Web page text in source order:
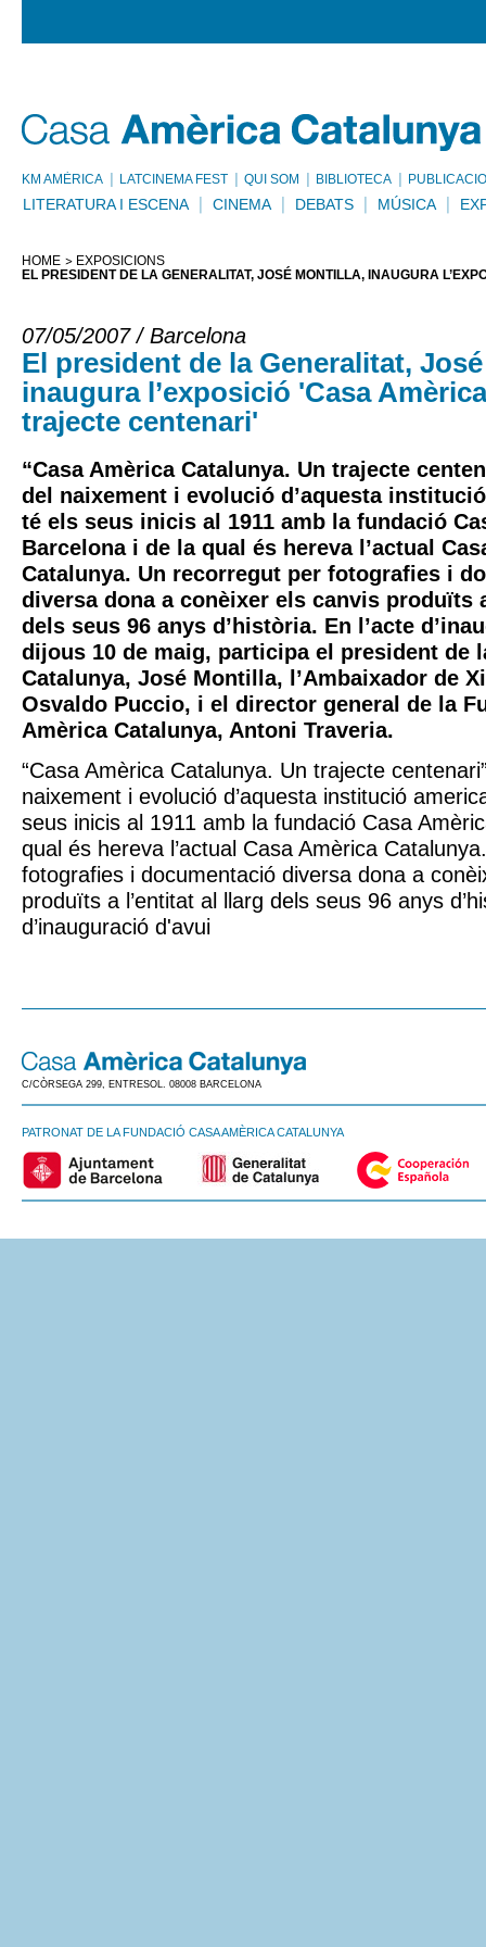
KM AMÈRICA LATCINEMA FEST QUI SOM BIBLIOTECA
LITERATURA I ESCENA CINEMA DEBATS MÚSICA
HOME
EXPOSICIONS
EL PRESIDENT DE LA GENERALITAT, JOSÉ MONTILLA, INAUGURA
07/05/2007 / Barcelona
El president de la Generalitat,
inaugura l’exposició 'Casa
trajecte centenari'
“Casa Amèrica Catalunya. Un trajecte
del naixement i evolució d’aquesta
té els seus inicis al 1911 amb la fundació
Barcelona i de la qual és hereva l’actual
Catalunya. Un recorregut per fotografies i
diversa dona a conèixer els canvis produïts
dels seus 96 anys d’història. En l’acte
dijous 10 de maig, participa el president de
Catalunya, José Montilla, l’Ambaixador de
Osvaldo Puccio, i el director general de la
Amèrica Catalunya, Antoni Traveria.
“Casa Amèrica Catalunya. Un trajecte
naixement i evolució d’aquesta institució
seus inicis al 1911 amb la fundació Casa
qual és hereva l’actual Casa Amèrica
fotografies i documentació diversa dona a
produïts a l’entitat al llarg dels seus 96 anys
d’inauguració d'avui
C/CÒRSEGA 299, ENTRESOL. 08008 BARCELONA
PATRONAT DE LA FUNDACIÓ CASA AMÈRICA CATALUNYA